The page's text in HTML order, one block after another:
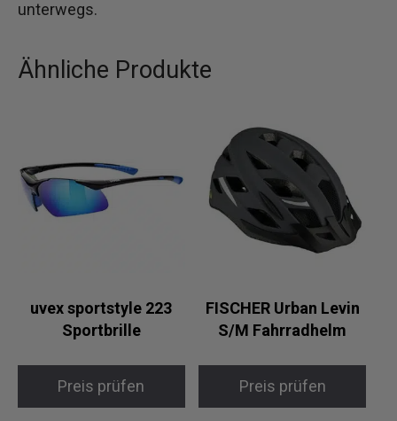
unterwegs.
Ähnliche Produkte
uvex sportstyle 223
Sportbrille
Preis prüfen
FISCHER Urban Levin
S/M Fahrradhelm
Preis prüfen